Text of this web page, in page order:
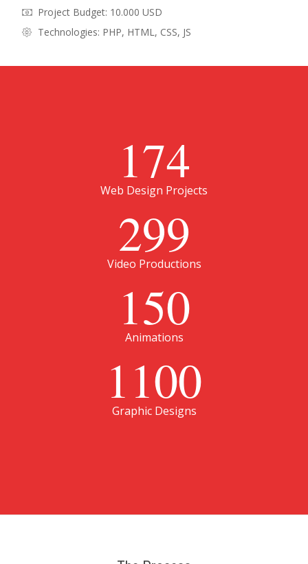
Project Budget: 10.000 USD
Technologies: PHP, HTML, CSS, JS
174
Web Design Projects
299
Video Productions
150
Animations
1100
Graphic Designs